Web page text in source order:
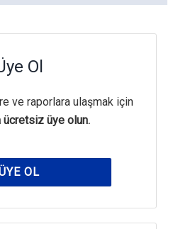
Ol
ve raporlara ulaşmak için
ücretsiz üye olun.
OL